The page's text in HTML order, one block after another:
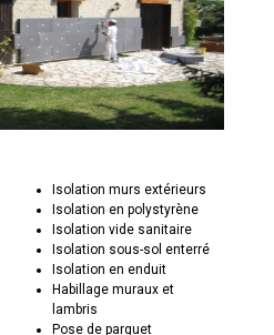
Isolation murs extérieurs
Isolation en polystyrène
Isolation vide sanitaire
Isolation sous-sol enterré
Isolation en enduit
Habillage muraux et
lambris
Pose de parquet